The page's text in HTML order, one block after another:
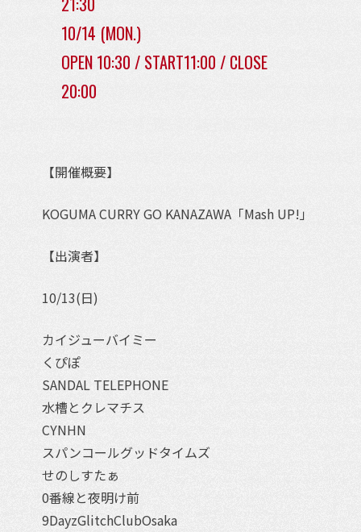
10/14 (MON.)
OPEN 10:30 / START11:00 / CLOSE
20:00
【開催概要】
KOGUMA CURRY GO KANAZAWA「Mash UP!」
【出演者】
10/13(日)
カイジューバイミー
くぴぽ
SANDAL TELEPHONE
水槽とクレマチス
CYNHN
スパンコールグッドタイムズ
せのしすたぁ
0番線と夜明け前
9DayzGlitchClubOsaka